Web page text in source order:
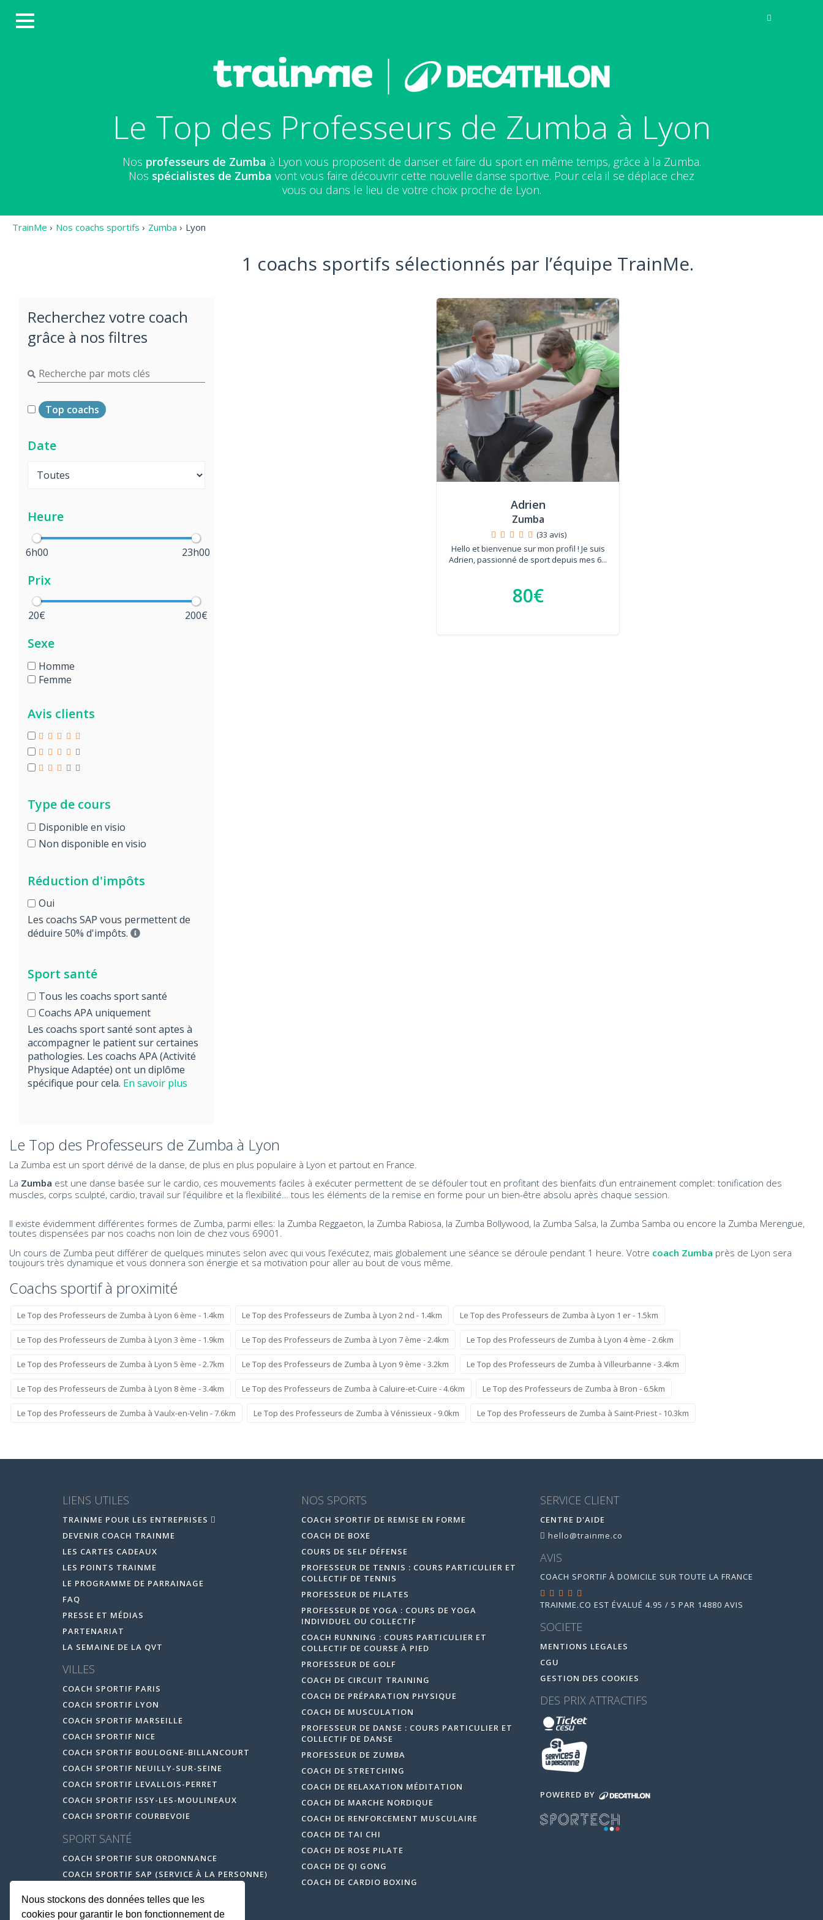
Le Top des Professeurs de Zumba à Lyon
Nos professeurs de Zumba à Lyon vous proposent de danser et faire du sport en même temps, grâce à la Zumba.
Nos spécialistes de Zumba vont vous faire découvrir cette nouvelle danse sportive. Pour cela il se déplace chez
vous ou dans le lieu de votre choix proche de Lyon.
TrainMe › Nos coachs sportifs › Zumba › Lyon
Recherchez votre coach
grâce à nos filtres
Top coachs
Date
Heure
6h00 23h00
Prix
20€ 200€
Sexe
Homme
Femme
Avis clients
Type de cours
Disponible en visio
Non disponible en visio
Réduction d'impôts
Oui
Les coachs SAP vous permettent de
déduire 50% d'impôts.
Sport santé
Tous les coachs sport santé
Coachs APA uniquement
Les coachs sport santé sont aptes à
accompagner le patient sur certaines
pathologies. Les coachs APA (Activité
Physique Adaptée) ont un diplôme
spécifique pour cela. En savoir plus
1 coachs sportifs sélectionnés par l’équipe TrainMe.
Adrien
Zumba
(33 avis)
Hello et bienvenue sur mon profil ! Je suis
Adrien, passionné de sport depuis mes 6...
80€
Le Top des Professeurs de Zumba à Lyon
La Zumba est un sport dérivé de la danse, de plus en plus populaire à Lyon et partout en France.
La Zumba est une danse basée sur le cardio, ces mouvements faciles à exécuter permettent de se défouler tout en profitant des bienfaits d’un entrainement complet: tonification des
muscles, corps sculpté, cardio, travail sur l’équilibre et la flexibilité… tous les éléments de la remise en forme pour un bien-être absolu après chaque session.
Il existe évidemment différentes formes de Zumba, parmi elles: la Zumba Reggaeton, la Zumba Rabiosa, la Zumba Bollywood, la Zumba Salsa, la Zumba Samba ou encore la Zumba Merengue,
toutes dispensées par nos coachs non loin de chez vous 69001.
Un cours de Zumba peut différer de quelques minutes selon avec qui vous l’exécutez, mais globalement une séance se déroule pendant 1 heure. Votre coach Zumba près de Lyon sera
toujours très dynamique et vous donnera son énergie et sa motivation pour aller au bout de vous même.
Coachs sportif à proximité
Le Top des Professeurs de Zumba à Lyon 6 ème - 1.4km Le Top des Professeurs de Zumba à Lyon 2 nd - 1.4km Le Top des Professeurs de Zumba à Lyon 1 er - 1.5km
Le Top des Professeurs de Zumba à Lyon 3 ème - 1.9km Le Top des Professeurs de Zumba à Lyon 7 ème - 2.4km Le Top des Professeurs de Zumba à Lyon 4 ème - 2.6km
Le Top des Professeurs de Zumba à Lyon 5 ème - 2.7km Le Top des Professeurs de Zumba à Lyon 9 ème - 3.2km Le Top des Professeurs de Zumba à Villeurbanne - 3.4km
Le Top des Professeurs de Zumba à Lyon 8 ème - 3.4km Le Top des Professeurs de Zumba à Caluire-et-Cuire - 4.6km Le Top des Professeurs de Zumba à Bron - 6.5km
Le Top des Professeurs de Zumba à Vaulx-en-Velin - 7.6km Le Top des Professeurs de Zumba à Vénissieux - 9.0km Le Top des Professeurs de Zumba à Saint-Priest - 10.3km
LIENS UTILES
TRAINME POUR LES ENTREPRISES
DEVENIR COACH TRAINME
LES CARTES CADEAUX
LES POINTS TRAINME
LE PROGRAMME DE PARRAINAGE
FAQ
PRESSE ET MÉDIAS
PARTENARIAT
LA SEMAINE DE LA QVT
VILLES
COACH SPORTIF PARIS
COACH SPORTIF LYON
COACH SPORTIF MARSEILLE
COACH SPORTIF NICE
COACH SPORTIF BOULOGNE-BILLANCOURT
COACH SPORTIF NEUILLY-SUR-SEINE
COACH SPORTIF LEVALLOIS-PERRET
COACH SPORTIF ISSY-LES-MOULINEAUX
COACH SPORTIF COURBEVOIE
SPORT SANTÉ
COACH SPORTIF SUR ORDONNANCE
COACH SPORTIF SAP (SERVICE À LA PERSONNE)
NOS SPORTS
COACH SPORTIF DE REMISE EN FORME
COACH DE BOXE
COURS DE SELF DÉFENSE
PROFESSEUR DE TENNIS : COURS PARTICULIER ET
COLLECTIF DE TENNIS
PROFESSEUR DE PILATES
PROFESSEUR DE YOGA : COURS DE YOGA
INDIVIDUEL OU COLLECTIF
COACH RUNNING : COURS PARTICULIER ET
COLLECTIF DE COURSE À PIED
PROFESSEUR DE GOLF
COACH DE CIRCUIT TRAINING
COACH DE PRÉPARATION PHYSIQUE
COACH DE MUSCULATION
PROFESSEUR DE DANSE : COURS PARTICULIER ET
COLLECTIF DE DANSE
PROFESSEUR DE ZUMBA
COACH DE STRETCHING
COACH DE RELAXATION MÉDITATION
COACH DE MARCHE NORDIQUE
COACH DE RENFORCEMENT MUSCULAIRE
COACH DE TAI CHI
COACH DE ROSE PILATE
COACH DE QI GONG
COACH DE CARDIO BOXING
SERVICE CLIENT
CENTRE D'AIDE
hello@trainme.co
AVIS
COACH SPORTIF À DOMICILE SUR TOUTE LA FRANCE
TRAINME.CO EST ÉVALUÉ 4.95 / 5 PAR 14880 AVIS
SOCIETE
MENTIONS LEGALES
CGU
GESTION DES COOKIES
DES PRIX ATTRACTIFS
POWERED BY
Nous stockons des données telles que les
cookies pour garantir le bon fonctionnement de